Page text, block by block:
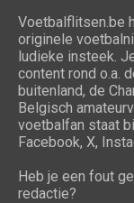
Voetbalflitsen.be
originele
ludieke insteek.
content rond o.a.
buitenland, de
Belgisch
voetbalfan staat
Facebook, X,
Heb je een fout
redactie?